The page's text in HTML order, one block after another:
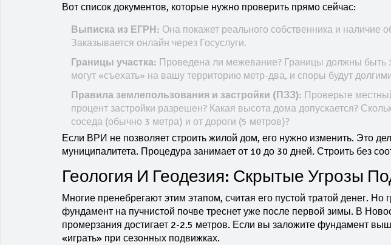
Вот список документов, которые нужно проверить прямо сейчас:
Выписка из ЕГРН: Она покажет реального собственника и наличие
Заказывается онлайн через Госуслуги.
Границы участка: Проведена ли межевание? Границы должны быть
могут «съехать» на вашу территорию метр-два, и споры будут
Правила землепользования и застройки (ПЗЗ): Проверьте
процент застройки разрешен? Какая высота дома допускается?
соседа (обычно 3 метра) и от дороги (5 метров)?
Если ВРИ не позволяет строить жилой дом, его нужно изменить. Это
муниципалитета. Процедура занимает от 10 до 30 дней. Строить без
Геология И Геодезия: Скрытые Угрозы
Многие пренебрегают этим этапом, считая его пустой тратой денег. Но
фундамент на пучнистой почве треснет уже после первой зимы. В
промерзания достигает 2-2.5 метров. Если вы заложите фундамент
«играть» при сезонных подвижках.